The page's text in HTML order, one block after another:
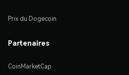
Prix du Dogecoin
Partenaires
CoinMarketCap